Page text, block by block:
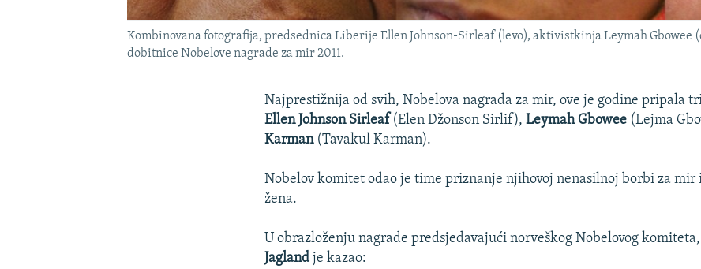
Kombinovana fotografija, predsednica Liberije Ellen Johnson-Sirleaf (levo), aktivistkinja Leymah Gbowee
dobitnice Nobelove nagrade za mir 2011.
Najprestižnija od svih, Nobelova nagrada za mir, ove je godine pripala
Ellen Johnson Sirleaf(Elen Džonson Sirlif),Leymah Gbowee (Lejma
Karman(Tavakul Karman).
Nobelov komitet odao je time priznanje njihovoj nenasilnoj borbi za mir
žena.
U obrazloženju nagrade predsjedavajući norveškog Nobelovog
Jagland je kazao: